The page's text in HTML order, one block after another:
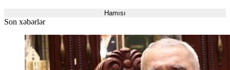
Hamısı
Son xəbərlər